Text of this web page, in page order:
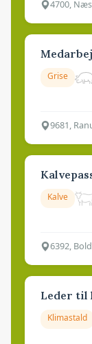
4700,
Grise
9681,
Kalve
6392,
Leder til
Klimastald